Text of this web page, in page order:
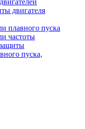
двигателя
плавного пуска
частоты
пуска,